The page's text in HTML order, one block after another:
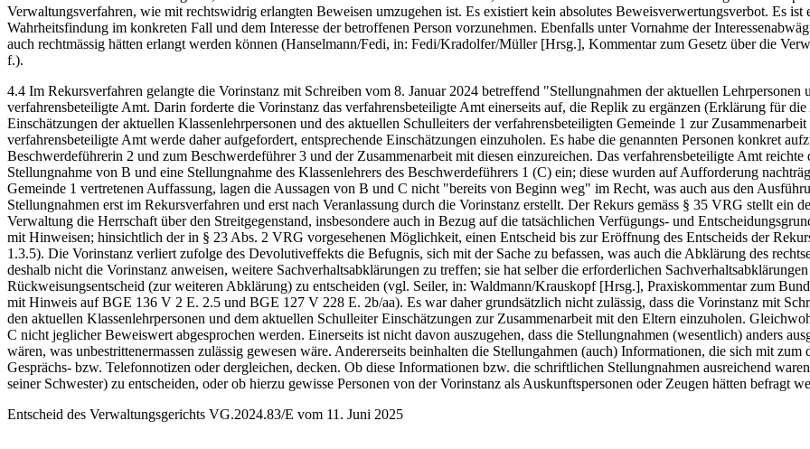
Verwaltungsverfahren, wie mit rechtswidrig erlangten Beweisen umzugehen ist. Es existiert kein absolutes Beweisverwertungsverbot. Es
Wahrheitsfindung im konkreten Fall und dem Interesse der betroffenen Person vorzunehmen. Ebenfalls unter Vornahme der
auch rechtmässig hätten erlangt werden können (Hanselmann/Fedi, in: Fedi/Kradolfer/Müller [Hrsg.], Kommentar zum Gesetz über die
f.).
4.4 Im Rekursverfahren gelangte die Vorinstanz mit Schreiben vom 8. Januar 2024 betreffend "Stellungnahmen der aktuellen
verfahrensbeteiligte Amt. Darin forderte die Vorinstanz das verfahrensbeteiligte Amt einerseits auf, die Replik zu ergänzen (Erklärung für
Einschätzungen der aktuellen Klassenlehrpersonen und des aktuellen Schulleiters der verfahrensbeteiligten Gemeinde 1 zur
verfahrensbeteiligte Amt werde daher aufgefordert, entsprechende Einschätzungen einzuholen. Es habe die genannten Personen konkret
Beschwerdeführerin 2 und zum Beschwerdeführer 3 und der Zusammenarbeit mit diesen einzureichen. Das verfahrensbeteiligte Amt
Stellungnahme von B und eine Stellungnahme des Klassenlehrers des Beschwerdeführers 1 (C) ein; diese wurden auf Aufforderung
Gemeinde 1 vertretenen Auffassung, lagen die Aussagen von B und C nicht "bereits von Beginn weg" im Recht, was auch aus den
Stellungnahmen erst im Rekursverfahren und erst nach Veranlassung durch die Vorinstanz erstellt. Der Rekurs gemäss § 35 VRG stellt ein
Verwaltung die Herrschaft über den Streitgegenstand, insbesondere auch in Bezug auf die tatsächlichen Verfügungs- und
mit Hinweisen; hinsichtlich der in § 23 Abs. 2 VRG vorgesehenen Möglichkeit, einen Entscheid bis zur Eröffnung des Entscheids der
1.3.5). Die Vorinstanz verliert zufolge des Devolutiveffekts die Befugnis, sich mit der Sache zu befassen, was auch die Abklärung des
deshalb nicht die Vorinstanz anweisen, weitere Sachverhaltsabklärungen zu treffen; sie hat selber die erforderlichen
Rückweisungsentscheid (zur weiteren Abklärung) zu entscheiden (vgl. Seiler, in: Waldmann/Krauskopf [Hrsg.], Praxiskommentar zum
mit Hinweis auf BGE 136 V 2 E. 2.5 und BGE 127 V 228 E. 2b/aa). Es war daher grundsätzlich nicht zulässig, dass die Vorinstanz mit
den aktuellen Klassenlehrpersonen und dem aktuellen Schulleiter Einschätzungen zur Zusammenarbeit mit den Eltern einzuholen.
C nicht jeglicher Beweiswert abgesprochen werden. Einerseits ist nicht davon auszugehen, dass die Stellungnahmen (wesentlich) anders
wären, was unbestrittenermassen zulässig gewesen wäre. Andererseits beinhalten die Stellungahmen (auch) Informationen, die sich mit
Gesprächs- bzw. Telefonnotizen oder dergleichen, decken. Ob diese Informationen bzw. die schriftlichen Stellungnahmen ausreichend
seiner Schwester) zu entscheiden, oder ob hierzu gewisse Personen von der Vorinstanz als Auskunftspersonen oder Zeugen hätten befragt
Entscheid des Verwaltungsgerichts VG.2024.83/E vom 11. Juni 2025